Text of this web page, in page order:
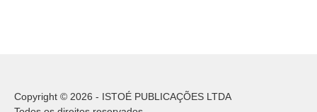
Copyright © 2026 - ISTOÉ PUBLICAÇÕES LTDA